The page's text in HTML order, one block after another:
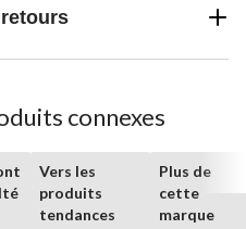
connexes
Vers les
produits
tendances
Plus de
cette
marque